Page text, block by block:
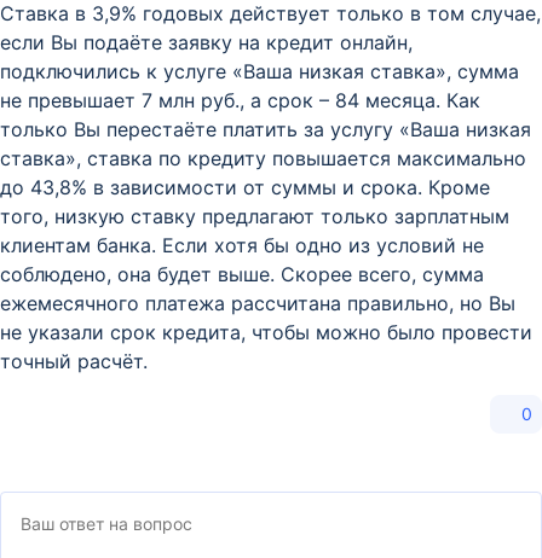
Ставка в 3,9% годовых действует только в том случае,
если Вы подаёте заявку на кредит онлайн,
подключились к услуге «Ваша низкая ставка», сумма
не превышает 7 млн руб., а срок – 84 месяца. Как
только Вы перестаёте платить за услугу «Ваша низкая
ставка», ставка по кредиту повышается максимально
до 43,8% в зависимости от суммы и срока. Кроме
того, низкую ставку предлагают только зарплатным
клиентам банка. Если хотя бы одно из условий не
соблюдено, она будет выше. Скорее всего, сумма
ежемесячного платежа рассчитана правильно, но Вы
не указали срок кредита, чтобы можно было провести
точный расчёт.
0